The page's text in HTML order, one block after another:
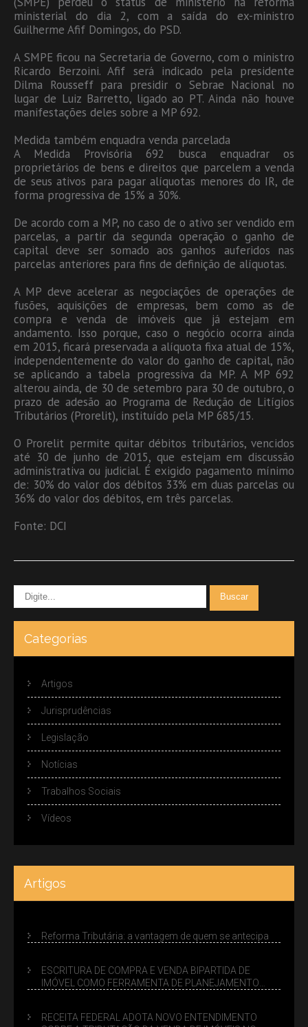
ministerial do dia 2, com a saída do ex-ministro
Guilherme Afif Domingos, do PSD.
A SMPE ficou na Secretaria de Governo, com o ministro
Ricardo Berzoini. Afif será indicado pela presidente
Dilma Rousseff para presidir o Sebrae Nacional no
lugar de Luiz Barretto, ligado ao PT. Ainda não houve
manifestações deles sobre a MP 692.
Medida também enquadra venda parcelada
A Medida Provisória 692 busca enquadrar os
proprietários de bens e direitos que parcelem a venda
de seus ativos para pagar alíquotas menores do IR, de
forma progressiva de 15% a 30%.
De acordo com a MP, no caso de o ativo ser vendido em
parcelas, a partir da segunda operação o ganho de
capital deve ser somado aos ganhos auferidos nas
parcelas anteriores para fins de definição de alíquotas.
A MP deve acelerar as negociações de operações de
fusões, aquisições de empresas, bem como as de
compra e venda de imóveis que já estejam em
andamento. Isso porque, caso o negócio ocorra ainda
em 2015, ficará preservada a alíquota fixa atual de 15%,
independentemente do valor do ganho de capital, não
se aplicando a tabela progressiva da MP. A MP 692
alterou ainda, de 30 de setembro para 30 de outubro, o
prazo de adesão ao Programa de Redução de Litígios
Tributários (Prorelit), instituído pela MP 685/15.
O Prorelit permite quitar débitos tributários, vencidos
até 30 de junho de 2015, que estejam em discussão
administrativa ou judicial. É exigido pagamento mínimo
de: 30% do valor dos débitos 33% em duas parcelas ou
36% do valor dos débitos, em três parcelas.
Fonte: DCI
Categorias
Artigos
Jurisprudências
Legislação
Notícias
Trabalhos Sociais
Vídeos
Artigos
Reforma Tributária: a vantagem de quem se antecipa
ESCRITURA DE COMPRA E VENDA BIPARTIDA DE
IMÓVEL COMO FERRAMENTA DE PLANEJAMENTO
RECEITA FEDERAL ADOTA NOVO ENTENDIMENTO